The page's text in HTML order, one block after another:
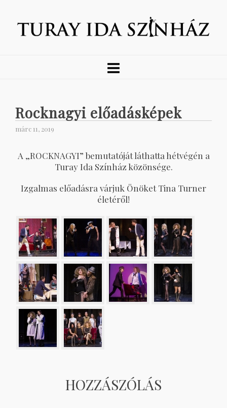
Rocknagyi előadásképek
márc 11, 2019
A „ROCKNAGYI” bemutatóját láthatta hétvégén a
Turay Ida Színház közönsége.
Izgalmas előadásra várjuk Önöket Tina Turner
életéről!
HOZZÁSZÓLÁS